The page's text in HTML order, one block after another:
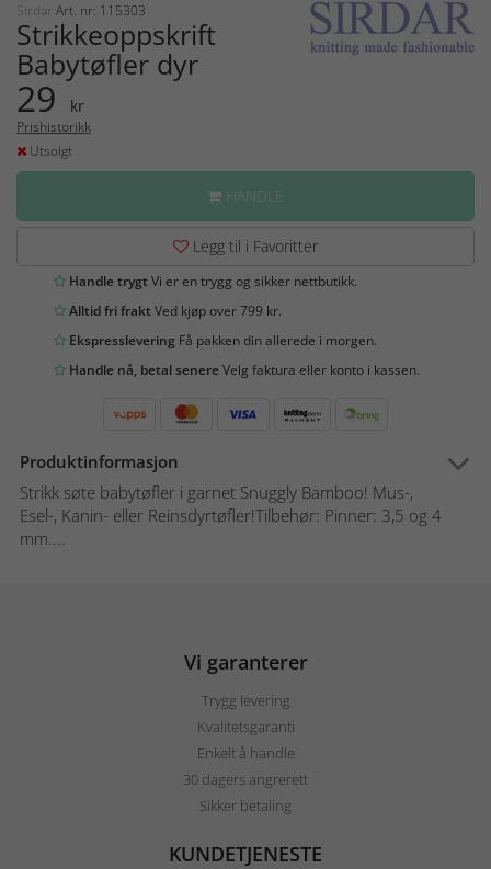
Sirdar Art. nr: 115303
Strikkeoppskrift
Babytøfler dyr
29 kr
Prishistorikk
Utsolgt
HANDLE
Legg til i Favoritter
Handle trygtVi er en trygg og sikker nettbutikk.
Alltid fri fraktVed kjøp over 799 kr.
Ekspresslevering Få pakken din allerede i morgen.
Handle nå, betal senereVelg faktura eller konto i kassen.
Produktinformasjon
Strikk søte babytøfler i garnet Snuggly Bamboo! Mus-,
Esel-, Kanin- eller Reinsdyrtøfler!Tilbehør: Pinner: 3,5 og 4
mm....
Vi garanterer
Trygg levering
Kvalitetsgaranti
Enkelt å handle
30 dagers angrerett
Sikker betaling
KUNDETJENESTE